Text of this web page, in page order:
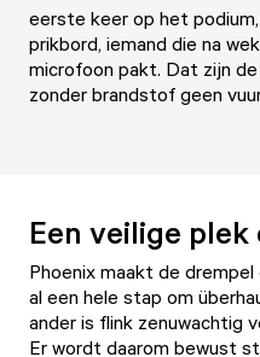
eerste keer op het
prikbord, iemand die na
microfoon pakt. Dat zijn
zonder brandstof geen
Een veilige
Phoenix maakt de
al een hele stap om
ander is flink zenuwachtig
Er wordt daarom bewust